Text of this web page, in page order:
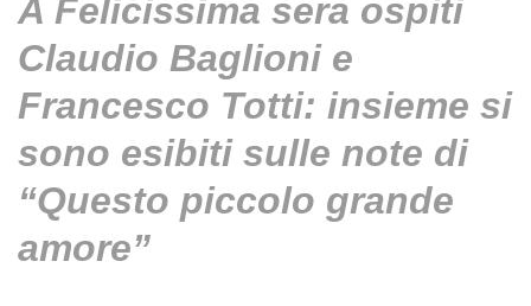
A Felicissima sera ospiti
Claudio Baglioni e
Francesco Totti: insieme si
sono esibiti sulle note di
“Questo piccolo grande
amore”